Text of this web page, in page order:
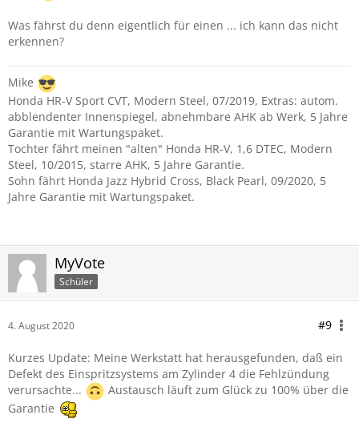
Was fährst du denn eigentlich für einen ... ich kann das nicht
erkennen?
Mike
Honda HR-V Sport CVT, Modern Steel, 07/2019, Extras: autom.
abblendenter Innenspiegel, abnehmbare AHK ab Werk, 5 Jahre
Garantie mit Wartungspaket.
Tochter fährt meinen "alten" Honda HR-V, 1,6 DTEC, Modern
Steel, 10/2015, starre AHK, 5 Jahre Garantie.
Sohn fährt Honda Jazz Hybrid Cross, Black Pearl, 09/2020, 5
Jahre Garantie mit Wartungspaket.
MyVote
Schüler
4. August 2020 #9
Kurzes Update: Meine Werkstatt hat herausgefunden, daß ein
Defekt des Einspritzsystems am Zylinder 4 die Fehlzündung
verursachte...
Austausch läuft zum Glück zu 100% über die
Garantie